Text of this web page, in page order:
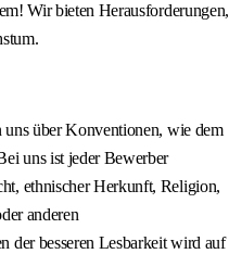
Wir bieten Herausforderungen,
über Konventionen, wie dem
uns ist jeder Bewerber
ethnischer Herkunft, Religion,
anderen
der besseren Lesbarkeit wird auf